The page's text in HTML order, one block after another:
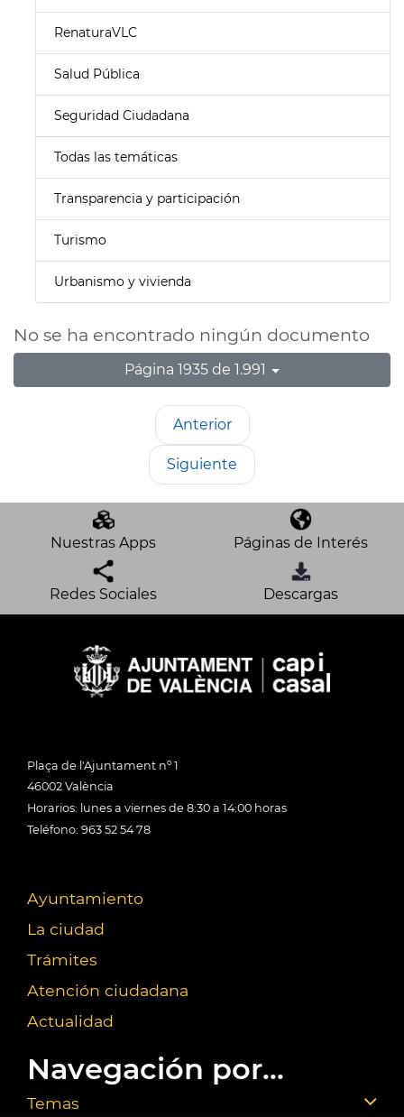
RenaturaVLC
Salud Pública
Seguridad Ciudadana
Todas las temáticas
Transparencia y participación
Turismo
Urbanismo y vivienda
No se ha encontrado ningún documento
Página 1935 de 1.991
Anterior
Siguiente
Nuestras Apps Páginas de Interés
Redes Sociales Descargas
Plaça de l'Ajuntament nº 1
46002 València
Horarios: lunes a viernes de 8:30 a 14:00 horas
Teléfono: 963 52 54 78
Ayuntamiento
La ciudad
Trámites
Atención ciudadana
Actualidad
Navegación por...
Temas